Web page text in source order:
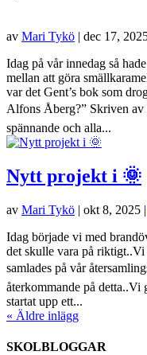
av Mari Tykö | dec 17,
Idag på vår innedag så
mellan att göra
var det Gent’s bok som
Alfons Åberg?” Skriven
spännande och alla...
Nytt projekt i 🌞
av Mari Tykö | okt 8, 2025 |
Idag började vi med
det skulle vara på riktigt..Vi
samlades på vår
återkommande på
startat upp ett...
« Äldre inlägg
SKOLBLOGGAR